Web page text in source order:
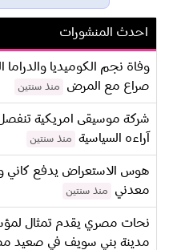
احدث المنشورات
وفاة نجم الكوميديا والدراما
صراع مع المرض
منذ سنتين
شركة موسيقى امريكية
آراءه السياسية
منذ سنتين
هوس الاستعراض يدفع كاني
معدني
منذ سنتين
نحات مصري يقدم تمثال
مدينة بني سويف في صعيد